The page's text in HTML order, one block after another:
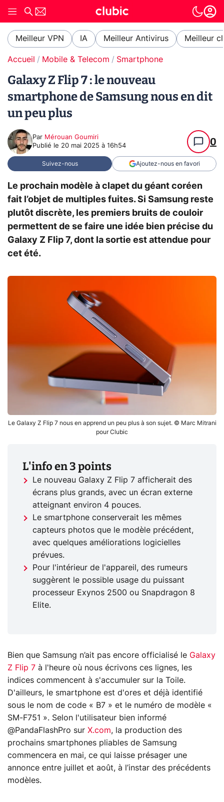
Meilleur VPN IA Meilleur Antivirus Meilleur
Accueil Mobile & Telecom Smartphone
Galaxy Z Flip 7 : le nouveau
smartphone de Samsung nous en dit
un peu plus
Par Mérouan Goumiri
Publié le 20 mai 2025 à 16h54 0
Suivez-nous Ajoutez-nous en favori
Le prochain modèle à clapet du géant coréen
fait l’objet de multiples fuites. Si Samsung reste
plutôt discrète, les premiers bruits de couloir
permettent de se faire une idée bien précise du
Galaxy Z Flip 7, dont la sortie est attendue pour
cet été.
Le Galaxy Z Flip 7 nous en apprend un peu plus à son sujet. © Marc Mitrani
pour Clubic
L'info en 3 points
Le nouveau Galaxy Z Flip 7 afficherait des
écrans plus grands, avec un écran externe
atteignant environ 4 pouces.
Le smartphone conserverait les mêmes
capteurs photos que le modèle précédent,
avec quelques améliorations logicielles
prévues.
Pour l'intérieur de l'appareil, des rumeurs
suggèrent le possible usage du puissant
processeur Exynos 2500 ou Snapdragon 8
Elite.
Bien que Samsung n’ait pas encore officialisé le Galaxy
Z Flip 7 à l'heure où nous écrivons ces lignes, les
indices commencent à s'accumuler sur la Toile.
D'ailleurs, le smartphone est d'ores et déjà identifié
sous le nom de code « B7 » et le numéro de modèle «
SM-F751 ». Selon l'utilisateur bien informé
@PandaFlashPro sur X.com, la production des
prochains smartphones pliables de Samsung
commencera en mai, ce qui laisse présager une
annonce entre juillet et août, à l’instar des précédents
modèles.